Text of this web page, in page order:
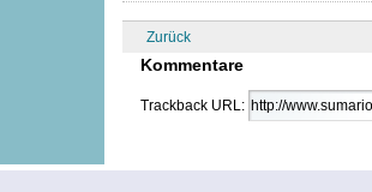
Zurück
Kommentare
Trackback URL: